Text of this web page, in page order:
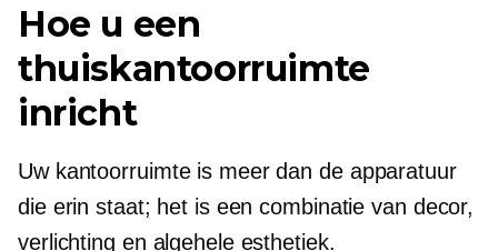
Hoe u een
thuiskantoorruimte
inricht
Uw kantoorruimte is meer dan de apparatuur
die erin staat; het is een combinatie van decor,
verlichting en algehele esthetiek.